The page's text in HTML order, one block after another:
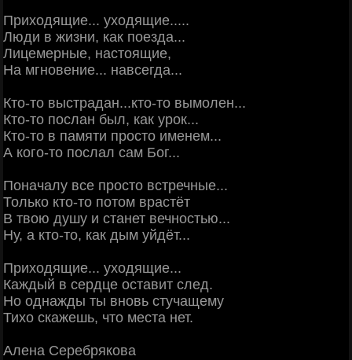
Приходящие... уходящие.....
Люди в жизни, как поезда...
Лицемерные, настоящие,
На мгновение... навсегда...
Кто-то выстрадан...кто-то вымолен...
Кто-то послан был, как урок...
Кто-то в памяти просто именем...
А кого-то послал сам Бог...
Поначалу все просто встречные...
Только кто-то потом врастёт
В твою душу и станет вечностью...
Ну, а кто-то, как дым уйдёт...
Приходящие... уходящие...
Каждый в сердце оставит след.
Но однажды ты вновь стучащему
Тихо скажешь, что места нет.
Алена Серебрякова